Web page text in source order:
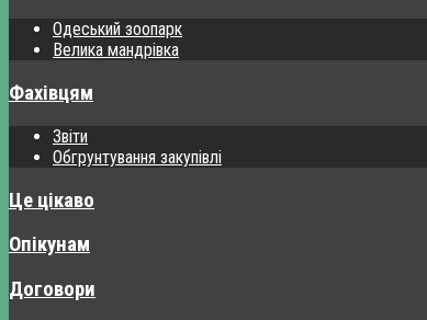
Одеський зоопарк
Велика мандрівка
Фахівцям
Звіти
Обгрунтування закупівлі
Це цікаво
Опікунам
Договори